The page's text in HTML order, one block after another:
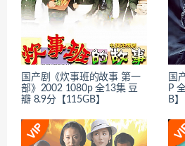
国产剧《炊事班的故事 第一
部》2002 1080p 全13集 豆
瓣 8.9分【115GB】
国
P
B】